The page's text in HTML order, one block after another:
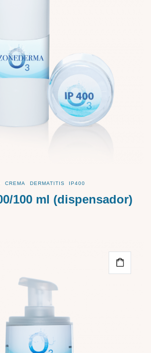
CREMA DERMATITIS IP400
100 ml (dispensador)